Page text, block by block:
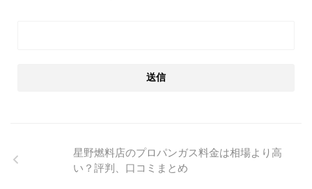
星野燃料店のプロパンガス料金は相場より高
い？評判、口コミまとめ